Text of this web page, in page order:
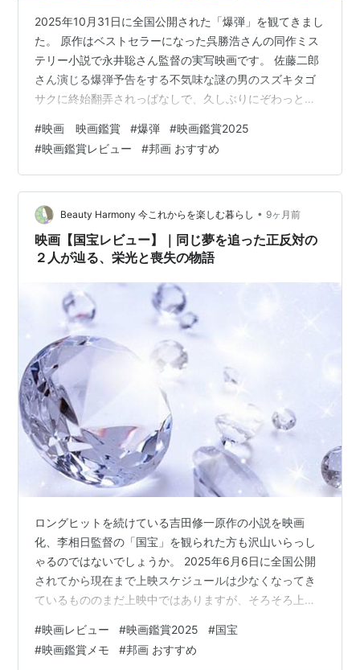
2025年10月31日に全国公開された「爆弾」を観てきまし
た。 原作はベストセラーになった呉勝浩さんの同作ミス
テリー小説で永井聡さん監督の実写映画です。 佐藤二郎
さん演じる爆弾予告をする不気味な謎の男のスズキタゴ
サクに終始翻弄されっぱなしで、久しぶりにぞわっと鳥
部篤郎さん演じる清宮、後半は山田裕貴さん演じる優秀
な刑事の類家とスズキタゴサクとの取調室での謎解き&心
理戦に結末にはいったい何が待っているのだろうと終始
緊張感に包まれたスリル満点のサスペンス映画でした。
爆弾 （講談社文庫） [ 呉 勝浩 ] 【爆弾のあらすじ｜上映
時間｜キャスト】 【…
#映画 映画鑑賞 #爆弾 #映画鑑賞2025
#映画鑑賞レビュー #邦画 おすすめ
Beauty Harmony 今これからを楽しむ暮らし • 9ヶ月前
映画【国宝レビュー】｜同じ夢を追った正反対の
２人が辿る、栄光と喪失の物語
ロングヒットを続けている吉田修一原作の小説を映画
化、李相日監督の「国宝」を観られた方も沢山いらっし
ゃるのではないでしょうか。 2025年6月6日に全国公開
されてから現在まで上映スケジュールは少なくなってき
ているもののまだ上映中ではありますが、そろそろ上映
動員し高い興行収入を記録しています。 また映画「国
宝」が邦画実写で歴代1位になり、22年ぶりに記録更新し
#映画レビュー #映画鑑賞2025 #国宝
#映画鑑賞メモ #邦画 おすすめ